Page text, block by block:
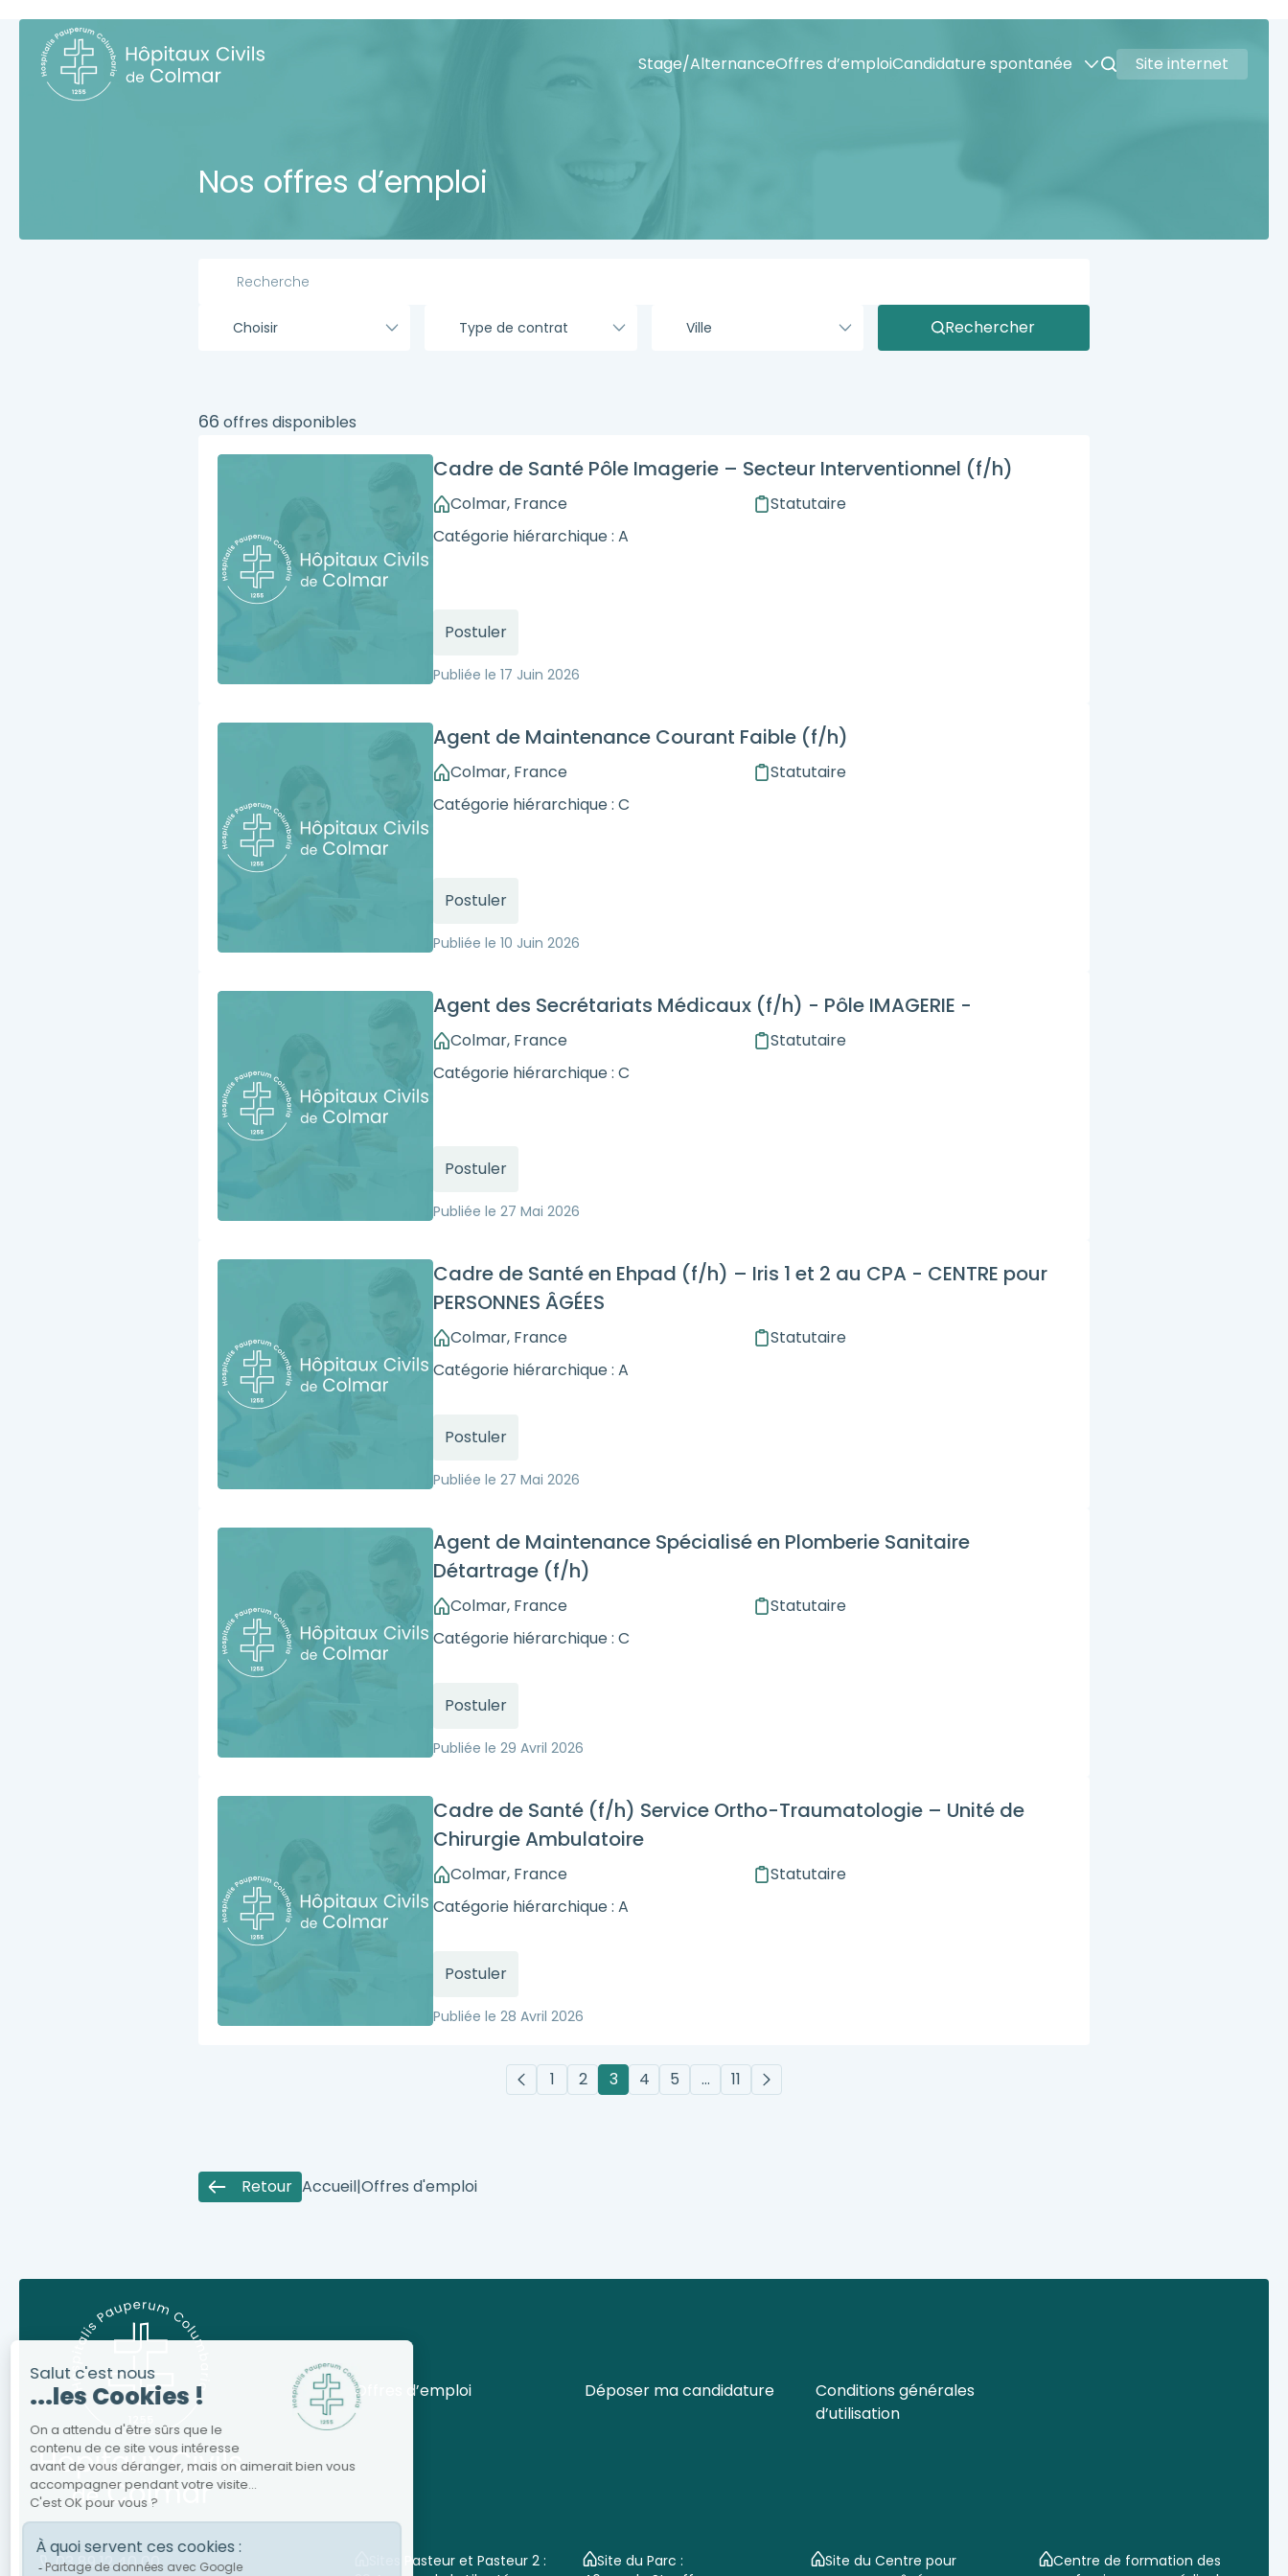
Stage/AlternanceOffres d’emploiCandidature spontanée Site internet
Nos offres d’emploi
Choisir Type de contrat Ville Rechercher
66 offres disponibles
Cadre de Santé Pôle Imagerie – Secteur Interventionnel (f/h)
Colmar, France
Statutaire
Catégorie hiérarchique : A
Postuler
Publiée le 17 Juin 2026
Agent de Maintenance Courant Faible (f/h)
Colmar, France
Statutaire
Catégorie hiérarchique : C
Postuler
Publiée le 10 Juin 2026
Agent des Secrétariats Médicaux (f/h) - Pôle IMAGERIE -
Colmar, France
Statutaire
Catégorie hiérarchique : C
Postuler
Publiée le 27 Mai 2026
Cadre de Santé en Ehpad (f/h) – Iris 1 et 2 au CPA - CENTRE pour
PERSONNES ÂGÉES
Colmar, France
Statutaire
Catégorie hiérarchique : A
Postuler
Publiée le 27 Mai 2026
Agent de Maintenance Spécialisé en Plomberie Sanitaire
Détartrage (f/h)
Colmar, France
Statutaire
Catégorie hiérarchique : C
Postuler
Publiée le 29 Avril 2026
Cadre de Santé (f/h) Service Ortho-Traumatologie – Unité de
Chirurgie Ambulatoire
Colmar, France
Statutaire
Catégorie hiérarchique : A
Postuler
Publiée le 28 Avril 2026
1 2 3 4 5 … 11
Retour Accueil|Offres d'emploi
Offres d’emploi Déposer ma candidature
Conditions générales
d’utilisation
03 89 12 40 00
Sites Pasteur et Pasteur 2 :
Site du Parc :
Site du Centre pour
Centre de formation des